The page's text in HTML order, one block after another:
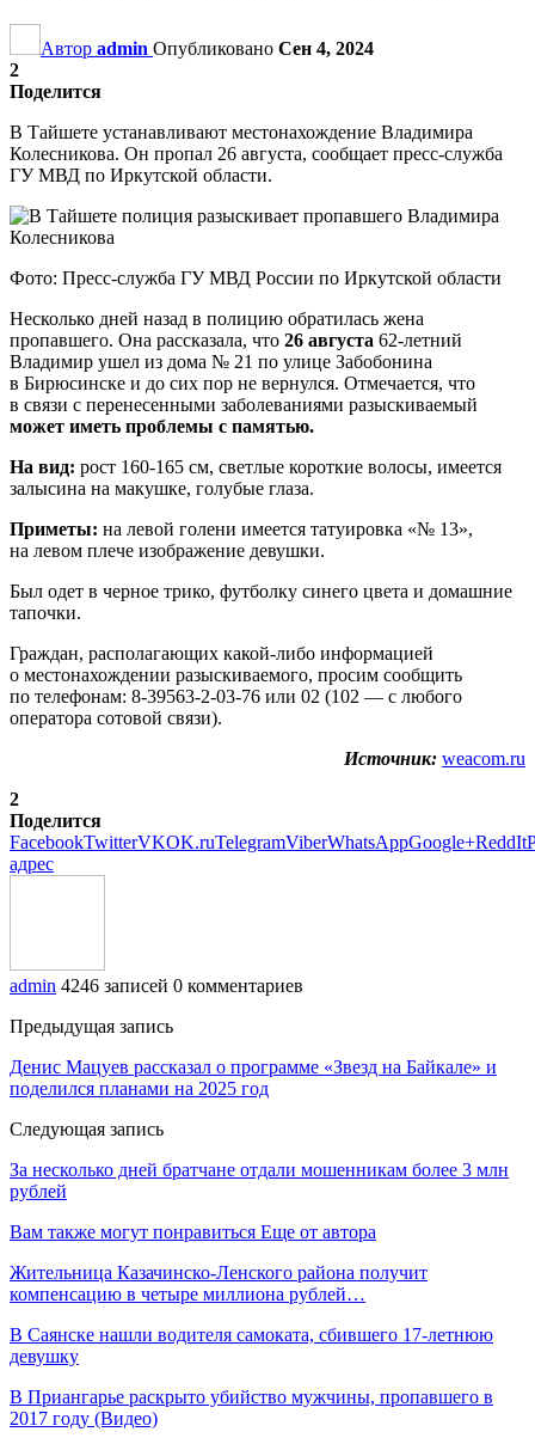
Автор admin Опубликовано Сен 4, 2024
2
Поделится
В Тайшете устанавливают местонахождение Владимира
Колесникова. Он пропал 26 августа, сообщает пресс-служба
ГУ МВД по Иркутской области.
Фото: Пресс-служба ГУ МВД России по Иркутской области
Несколько дней назад в полицию обратилась жена
пропавшего. Она рассказала, что 26 августа 62-летний
Владимир ушел из дома № 21 по улице Забобонина
в Бирюсинске и до сих пор не вернулся. Отмечается, что
в связи с перенесенными заболеваниями разыскиваемый
может иметь проблемы с памятью.
На вид: рост 160-165 см, светлые короткие волосы, имеется
залысина на макушке, голубые глаза.
Приметы: на левой голени имеется татуировка «№ 13»,
на левом плече изображение девушки.
Был одет в черное трико, футболку синего цвета и домашние
тапочки.
Граждан, располагающих какой-либо информацией
о местонахождении разыскиваемого, просим сообщить
по телефонам: 8-39563-2-03-76 или 02 (102 — с любого
оператора сотовой связи).
Источник: weacom.ru
2
Поделится
FacebookTwitterVKOK.ruTelegramViberWhatsAppGoogle+ReddIt
адрес
admin 4246 записей 0 комментариев
Предыдущая запись
Денис Мацуев рассказал о программе «Звезд на Байкале» и
поделился планами на 2025 год
Следующая запись
За несколько дней братчане отдали мошенникам более 3 млн
рублей
Вам также могут понравиться Еще от автора
Жительница Казачинско-Ленского района получит
компенсацию в четыре миллиона рублей…
В Саянске нашли водителя самоката, сбившего 17-летнюю
девушку
В Приангарье раскрыто убийство мужчины, пропавшего в
2017 году (Видео)